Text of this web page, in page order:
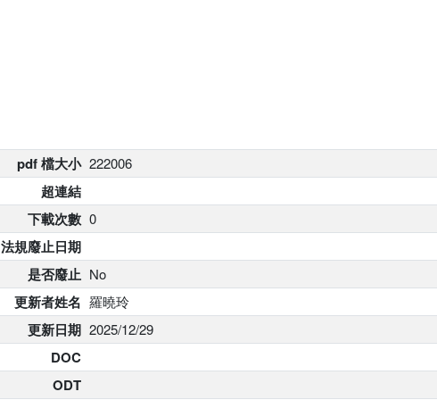
pdf 檔大小 222006
超連結
下載次數 0
法規廢止日期
是否廢止 No
更新者姓名 羅曉玲
更新日期 2025/12/29
DOC
ODT